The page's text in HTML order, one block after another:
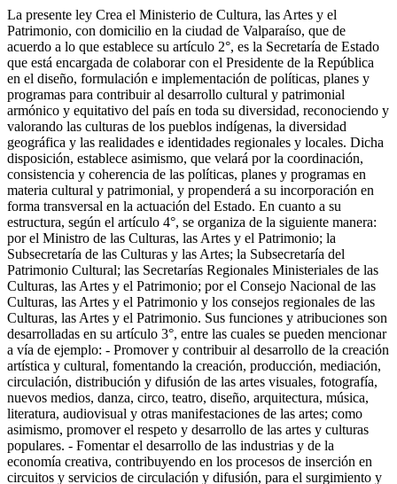
La presente ley Crea el Ministerio de Cultura, las Artes y el
Patrimonio, con domicilio en la ciudad de Valparaíso, que de
acuerdo a lo que establece su artículo 2°, es la Secretaría de Estado
que está encargada de colaborar con el Presidente de la República
en el diseño, formulación e implementación de políticas, planes y
programas para contribuir al desarrollo cultural y patrimonial
armónico y equitativo del país en toda su diversidad, reconociendo y
valorando las culturas de los pueblos indígenas, la diversidad
geográfica y las realidades e identidades regionales y locales. Dicha
disposición, establece asimismo, que velará por la coordinación,
consistencia y coherencia de las políticas, planes y programas en
materia cultural y patrimonial, y propenderá a su incorporación en
forma transversal en la actuación del Estado. En cuanto a su
estructura, según el artículo 4°, se organiza de la siguiente manera:
por el Ministro de las Culturas, las Artes y el Patrimonio; la
Subsecretaría de las Culturas y las Artes; la Subsecretaría del
Patrimonio Cultural; las Secretarías Regionales Ministeriales de las
Culturas, las Artes y el Patrimonio; por el Consejo Nacional de las
Culturas, las Artes y el Patrimonio y los consejos regionales de las
Culturas, las Artes y el Patrimonio. Sus funciones y atribuciones son
desarrolladas en su artículo 3°, entre las cuales se pueden mencionar
a vía de ejemplo: - Promover y contribuir al desarrollo de la creación
artística y cultural, fomentando la creación, producción, mediación,
circulación, distribución y difusión de las artes visuales, fotografía,
nuevos medios, danza, circo, teatro, diseño, arquitectura, música,
literatura, audiovisual y otras manifestaciones de las artes; como
asimismo, promover el respeto y desarrollo de las artes y culturas
populares. - Fomentar el desarrollo de las industrias y de la
economía creativa, contribuyendo en los procesos de inserción en
circuitos y servicios de circulación y difusión, para el surgimiento y